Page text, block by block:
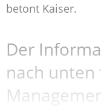
betont Kaiser.
Der
nach